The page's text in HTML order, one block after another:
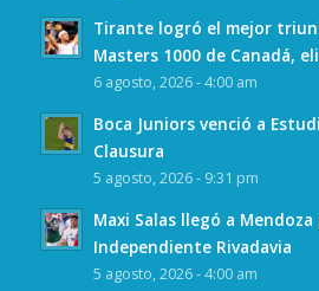
Tirante logró el mejor
Masters 1000 de Canadá,
6 agosto, 2026 - 4:00 am
Boca Juniors venció a
Clausura
5 agosto, 2026 - 9:31 pm
Maxi Salas llegó a Mendoza
Independiente Rivadavia
5 agosto, 2026 - 4:00 am